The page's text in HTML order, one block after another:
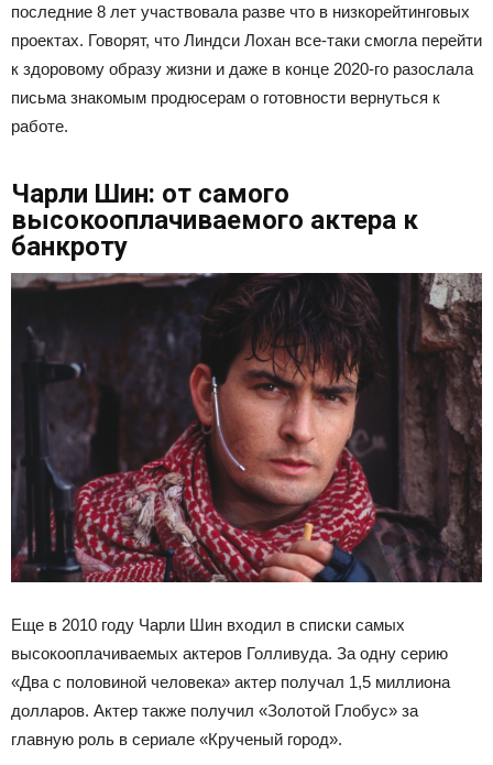
последние 8 лет участвовала разве что в низкорейтинговых
проектах. Говорят, что Линдси Лохан все-таки смогла перейти
к здоровому образу жизни и даже в конце 2020-го разослала
письма знакомым продюсерам о готовности вернуться к
работе.
Чарли Шин: от самого
высокооплачиваемого актера к
банкроту
Еще в 2010 году Чарли Шин входил в списки самых
высокооплачиваемых актеров Голливуда. За одну серию
«Два с половиной человека» актер получал 1,5 миллиона
долларов. Актер также получил «Золотой Глобус» за
главную роль в сериале «Крученый город».